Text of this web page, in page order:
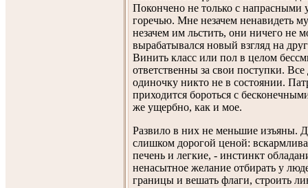
Покончено не только с напрасными
горечью. Мне незачем ненавидеть
незачем им льстить, они ничего не
вырабатывался новый взгляд на
Винить класс или пол в целом
ответственны за свои поступки.
одиночку никто не в состоянии.
приходится бороться с
же ущербно, как и мое.
Развило в них не меньшие изъяны.
слишком дорогой ценой:
печень и легкие, - инстинкт
ненасытное желание отбирать у
границы и вешать флаги, строить